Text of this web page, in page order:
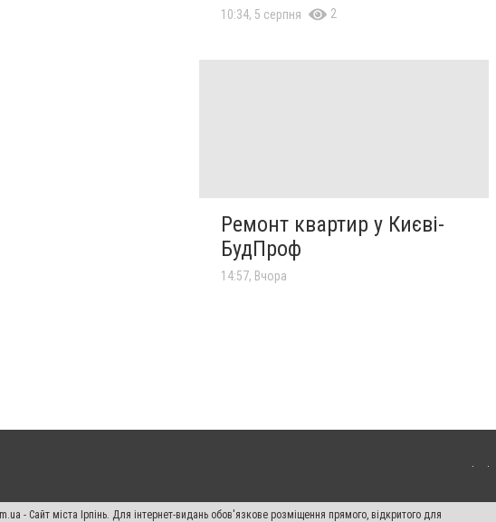
10:34, 5 серпня 2
Ремонт квартир у Києві-
БудПроф
14:57, Вчора
- Сайт міста Ірпінь. Для інтернет-видань обов'язкове розміщення прямого, відкритого для